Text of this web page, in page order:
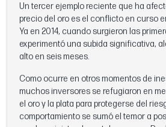
Un tercer ejemplo reciente que ha
precio del oro es el conflicto en curso
Ya en 2014, cuando surgieron las
experimentó una subida significativa,
alto en seis meses.
Como ocurre en otros momentos de
muchos inversores se refugiaron en
el oro y la plata para protegerse del
comportamiento se sumó el temor a